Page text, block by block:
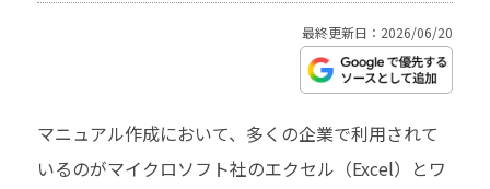
最終更新日：2026/06/20
マニュアル作成において、多くの企業で利用されて
いるのがマイクロソフト社のエクセル（Excel）とワ